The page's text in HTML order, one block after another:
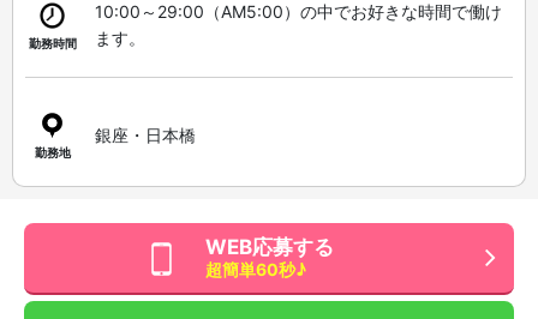
勤務時間
10:00～29:00（AM5:00）の中でお好きな時間で働け
ます。
勤務地
銀座・日本橋
WEB応募する
超簡単60秒♪